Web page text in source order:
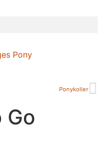
Pony
Ponykoller
Go